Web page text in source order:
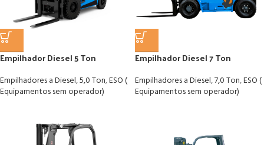
Empilhador Diesel 5 Ton
Empilhadores a Diesel,5,0 Ton,ESO (
Equipamentos sem operador)
Empilhador Diesel 7 Ton
Empilhadores a Diesel,7,0 Ton,ESO (
Equipamentos sem operador)